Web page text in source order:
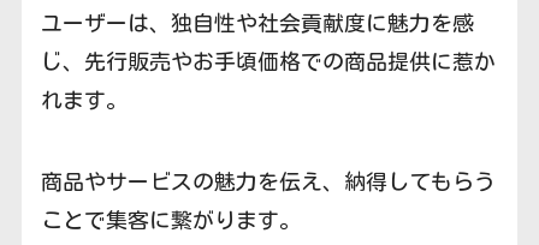
ユーザーは、独自性や社会貢献度に魅力を感
じ、先行販売やお手頃価格での商品提供に惹か
れます。
商品やサービスの魅力を伝え、納得してもらう
ことで集客に繋がります。